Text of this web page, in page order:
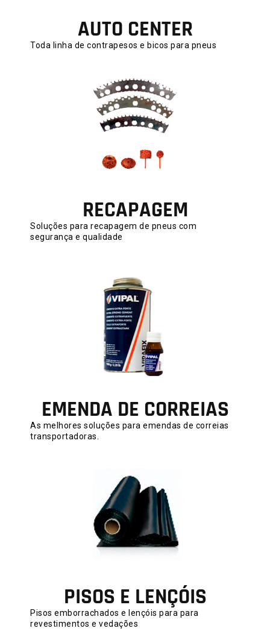
AUTO CENTER
Toda linha de contrapesos e bicos para pneus
RECAPAGEM
Soluções para recapagem de pneus com
segurança e qualidade
EMENDA DE CORREIAS
As melhores soluções para emendas de correias
transportadoras.
PISOS E LENÇÓIS
Pisos emborrachados e lençóis para para
revestimentos e vedações